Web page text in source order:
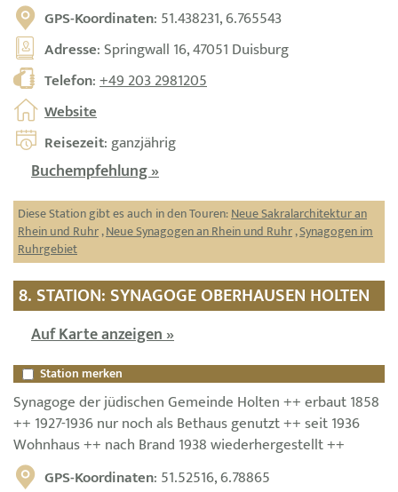
GPS-Koordinaten: 51.438231, 6.765543
Adresse: Springwall 16, 47051 Duisburg
Telefon:+49 203 2981205
Website
Reisezeit: ganzjährig
Buchempfehlung »
Diese Station gibt es auch in den Touren:Neue Sakralarchitektur an
Rhein und Ruhr,Neue Synagogen an Rhein und Ruhr,Synagogen im
Ruhrgebiet
8. STATION: SYNAGOGE OBERHAUSEN HOLTEN
Auf Karte anzeigen »
Station merken
Synagoge der jüdischen Gemeinde Holten ++ erbaut 1858
++ 1927-1936 nur noch als Bethaus genutzt ++ seit 1936
Wohnhaus ++ nach Brand 1938 wiederhergestellt ++
GPS-Koordinaten: 51.52516, 6.78865